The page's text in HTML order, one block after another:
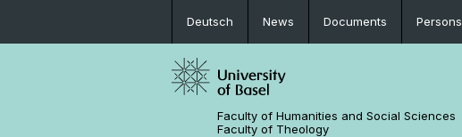
Deutsch News Documents Persons
Faculty of Humanities and Social Sciences
Faculty of Theology